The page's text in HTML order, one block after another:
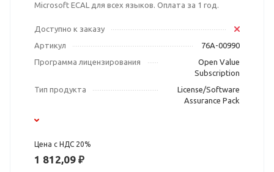
Microsoft ECAL для всех языков. Оплата за 1 год.
Доступно к заказу
Артикул
76A-00990
Программа лицензирования
Open Value
Subscription
Тип продукта
License/Software
Assurance Pack
Цена с НДС 20%
1 812,09 ₽